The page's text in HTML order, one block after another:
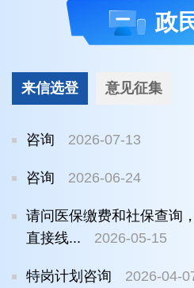
政
来信选登 意见征集
咨询 2026-07-13
咨询 2026-06-24
请问医保缴费和社保查询
直接线...
2026-05-15
特岗计划咨询 2026-04-